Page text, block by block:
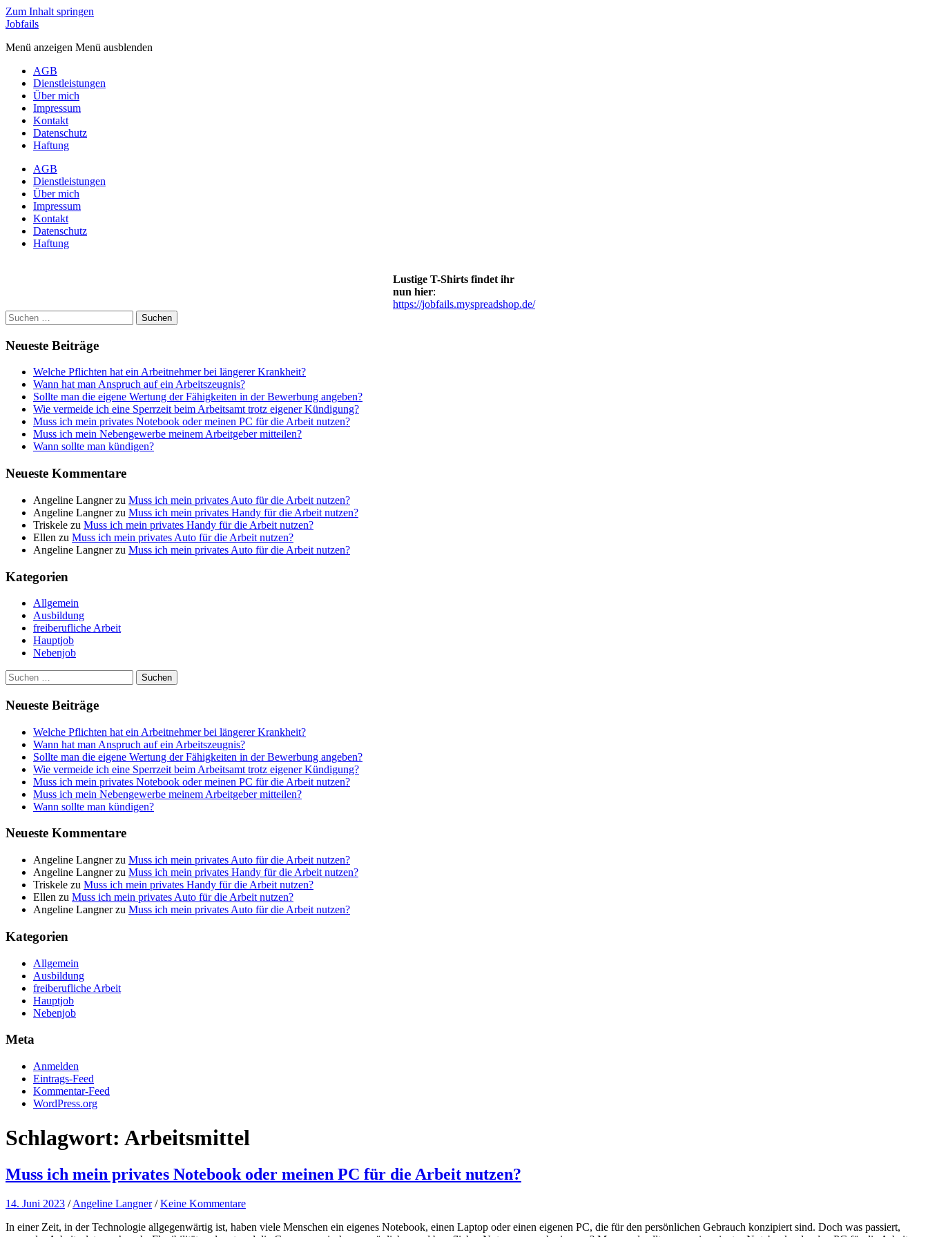
Zum Inhalt springen
Jobfails
Menü anzeigen Menü ausblenden
AGB
Dienstleistungen
Über mich
Impressum
Kontakt
Datenschutz
Haftung
AGB
Dienstleistungen
Über mich
Impressum
Kontakt
Datenschutz
Haftung
Lustige T-Shirts findet ihr
nun hier:
https://jobfails.myspreadshop.de/
Suchen
nach:
Neueste Beiträge
Welche Pflichten hat ein Arbeitnehmer bei längerer Krankheit?
Wann hat man Anspruch auf ein Arbeitszeugnis?
Sollte man die eigene Wertung der Fähigkeiten in der Bewerbung angeben?
Wie vermeide ich eine Sperrzeit beim Arbeitsamt trotz eigener Kündigung?
Muss ich mein privates Notebook oder meinen PC für die Arbeit nutzen?
Muss ich mein Nebengewerbe meinem Arbeitgeber mitteilen?
Wann sollte man kündigen?
Neueste Kommentare
Angeline Langnerzu Muss ich mein privates Auto für die Arbeit nutzen?
Angeline Langnerzu Muss ich mein privates Handy für die Arbeit nutzen?
Triskele zu Muss ich mein privates Handy für die Arbeit nutzen?
Ellen zu Muss ich mein privates Auto für die Arbeit nutzen?
Angeline Langnerzu Muss ich mein privates Auto für die Arbeit nutzen?
Kategorien
Allgemein
Ausbildung
freiberufliche Arbeit
Hauptjob
Nebenjob
Suchen
nach:
Neueste Beiträge
Welche Pflichten hat ein Arbeitnehmer bei längerer Krankheit?
Wann hat man Anspruch auf ein Arbeitszeugnis?
Sollte man die eigene Wertung der Fähigkeiten in der Bewerbung angeben?
Wie vermeide ich eine Sperrzeit beim Arbeitsamt trotz eigener Kündigung?
Muss ich mein privates Notebook oder meinen PC für die Arbeit nutzen?
Muss ich mein Nebengewerbe meinem Arbeitgeber mitteilen?
Wann sollte man kündigen?
Neueste Kommentare
Angeline Langnerzu Muss ich mein privates Auto für die Arbeit nutzen?
Angeline Langnerzu Muss ich mein privates Handy für die Arbeit nutzen?
Triskele zu Muss ich mein privates Handy für die Arbeit nutzen?
Ellen zu Muss ich mein privates Auto für die Arbeit nutzen?
Angeline Langnerzu Muss ich mein privates Auto für die Arbeit nutzen?
Kategorien
Allgemein
Ausbildung
freiberufliche Arbeit
Hauptjob
Nebenjob
Meta
Anmelden
Eintrags-Feed
Kommentar-Feed
WordPress.org
Schlagwort: Arbeitsmittel
Muss ich mein privates Notebook oder meinen PC für die Arbeit nutzen?
14. Juni 2023 /Angeline Langner /Keine Kommentare
In einer Zeit, in der Technologie allgegenwärtig ist, haben viele Menschen ein eigenes Notebook, einen Laptop oder einen eigenen PC, die für den persönlichen Gebrauch konzipiert sind. Doch was passiert,